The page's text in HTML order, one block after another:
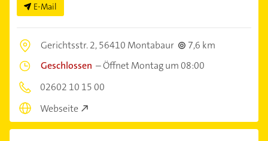
E-Mail
Gerichtsstr. 2,56410 Montabaur
7,6 km
Geschlossen –Öffnet Montag um 08:00
02602 10 15 00
Webseite